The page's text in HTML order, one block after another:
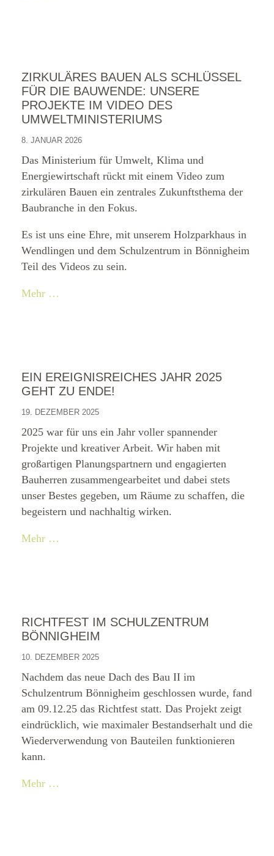
ZIRKULÄRES BAUEN ALS SCHLÜSSEL
FÜR DIE BAUWENDE: UNSERE
PROJEKTE IM VIDEO DES
UMWELTMINISTERIUMS
8. JANUAR 2026
Das Ministerium für Umwelt, Klima und
Energiewirtschaft rückt mit einem Video zum
zirkulären Bauen ein zentrales Zukunftsthema der
Baubranche in den Fokus.
Es ist uns eine Ehre, mit unserem Holzparkhaus in
Wendlingen und dem Schulzentrum in Bönnigheim
Teil des Videos zu sein.
Mehr …
EIN EREIGNISREICHES JAHR 2025
GEHT ZU ENDE!
19. DEZEMBER 2025
2025 war für uns ein Jahr voller spannender
Projekte und kreativer Arbeit. Wir haben mit
großartigen Planungspartnern und engagierten
Bauherren zusammengearbeitet und dabei stets
unser Bestes gegeben, um Räume zu schaffen, die
begeistern und nachhaltig wirken.
Mehr …
RICHTFEST IM SCHULZENTRUM
BÖNNIGHEIM
10. DEZEMBER 2025
Nachdem das neue Dach des Bau II im
Schulzentrum Bönnigheim geschlossen wurde, fand
am 09.12.25 das Richtfest statt. Das Projekt zeigt
eindrücklich, wie maximaler Bestandserhalt und die
Wiederverwendung von Bauteilen funktionieren
kann.
Mehr …